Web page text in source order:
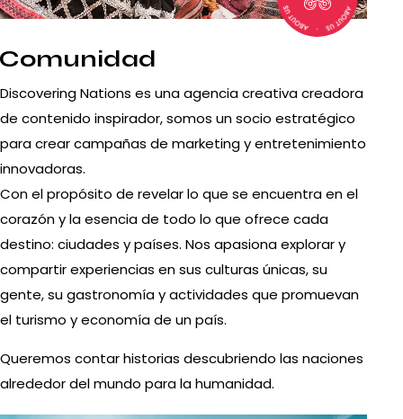
Comunidad
Discovering Nations es una agencia creativa creadora
de contenido inspirador, somos un socio estratégico
para crear campañas de marketing y entretenimiento
innovadoras.
Con el propósito de revelar lo que se encuentra en el
corazón y la esencia de todo lo que ofrece cada
destino: ciudades y países. Nos apasiona explorar y
compartir experiencias en sus culturas únicas, su
gente, su gastronomía y actividades que promuevan
el turismo y economía de un país.
Queremos contar historias descubriendo las naciones
alrededor del mundo para la humanidad.